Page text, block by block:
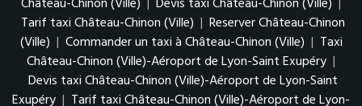
Château-Chinon (Ville) | Devis taxi Château-Chinon (Ville) |
Tarif taxi Château-Chinon (Ville) | Reserver Château-Chinon
(Ville) | Commander un taxi à Château-Chinon (Ville) | Taxi
Château-Chinon (Ville)-Aéroport de Lyon-Saint Exupéry |
Devis taxi Château-Chinon (Ville)-Aéroport de Lyon-Saint
Exupéry | Tarif taxi Château-Chinon (Ville)-Aéroport de Lyon-